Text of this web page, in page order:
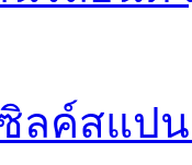
ลค์สแป